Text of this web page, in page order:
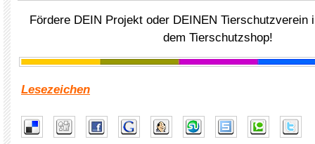
Fördere DEIN Projekt oder DEINEN Tierschutzverein
dem Tierschutzshop!
Lesezeichen